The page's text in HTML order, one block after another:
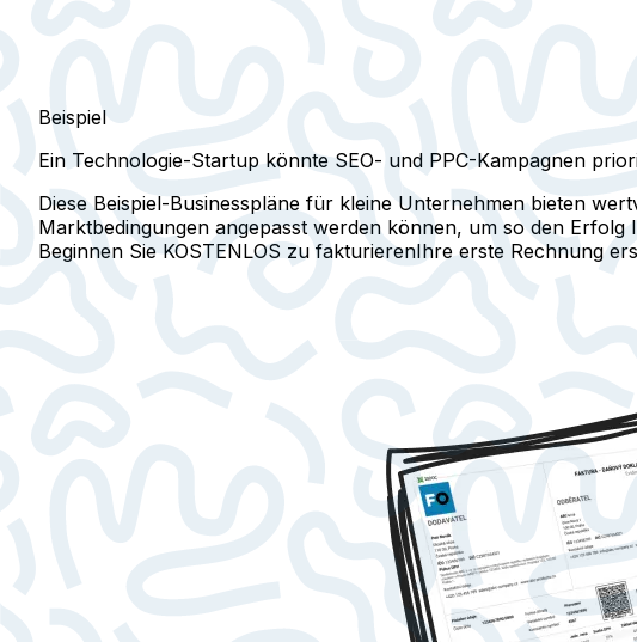
Beispiel
Ein Technologie-Startup könnte SEO- und PPC-Kampagnen
Diese Beispiel-Businesspläne für kleine Unternehmen bieten
Marktbedingungen angepasst werden können, um so den
Beginnen Sie KOSTENLOS zu fakturierenIhre erste Rechnung